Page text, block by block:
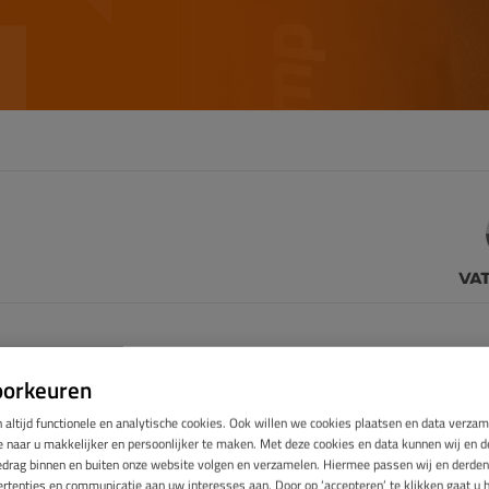
altijd functionele en analytische cookies. Ook willen we cookies plaatsen en data
naar u makkelijker en persoonlijker te maken. Met deze cookies en data kunnen wij en
binnen en buiten onze website volgen en verzamelen. Hiermee passen wij en
en communicatie aan uw interesses aan. Door op ‘accepteren’ te klikken gaat u
verduurzamen en besparen op energiekosten? Takkenkamp
isolatieoplossingen die uw wooncomfort verhogen en
u uw huis niet alleen energiezuiniger, maar draagt u ook bij
bij het verduurzamen van uw woning in Gorinchem.